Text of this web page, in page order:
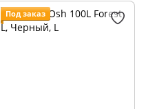
Под заказ